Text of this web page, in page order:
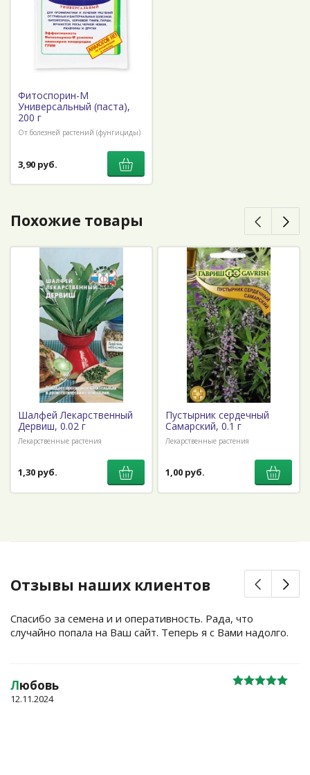
Фитоспорин-М
Универсальный (паста),
200 г
От болезней растений (фунгициды)
3,90 руб.
Похожие товары
Шалфей Лекарственный
Дервиш, 0.02 г
Лекарственные растения
1,30 руб.
Пустырник сердечный
Самарский, 0.1 г
Лекарственные растения
1,00 руб.
Отзывы наших клиентов
Спасибо за семена и и оперативность. Рада, что
случайно попала на Ваш сайт. Теперь я с Вами надолго.
Любовь
12.11.2024